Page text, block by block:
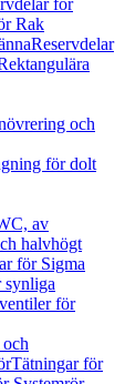
för
Rak
Reservdelar
och
för dolt
av
halvhögt
för Sigma
synliga
för
Tätningar för